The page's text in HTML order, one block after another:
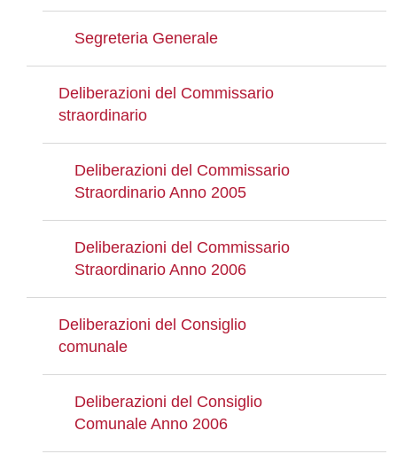
Segreteria Generale
Deliberazioni del Commissario
straordinario
Deliberazioni del Commissario
Straordinario Anno 2005
Deliberazioni del Commissario
Straordinario Anno 2006
Deliberazioni del Consiglio
comunale
Deliberazioni del Consiglio
Comunale Anno 2006